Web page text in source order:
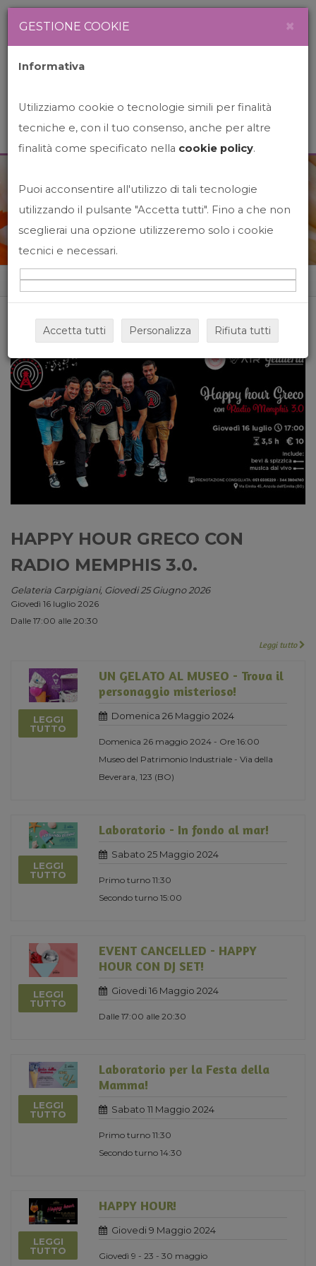
News&Events
Home News&events
HAPPY HOUR GRECO CON
RADIO MEMPHIS 3.0.
Gelateria Carpigiani, Giovedi 25 Giugno 2026
Giovedì 16 luglio 2026
Dalle 17:00 alle 20:30
Leggi tutto
LEGGI
TUTTO
UN GELATO AL MUSEO - Trova il
personaggio misterioso!
Domenica 26 Maggio 2024
Domenica 26 maggio 2024 - Ore 16:00
Museo del Patrimonio Industriale - Via della
Beverara, 123 (BO)
LEGGI
TUTTO
Laboratorio - In fondo al mar!
Sabato 25 Maggio 2024
Primo turno 11:30
Secondo turno 15:00
LEGGI
TUTTO
EVENT CANCELLED - HAPPY
HOUR CON DJ SET!
Giovedi 16 Maggio 2024
Dalle 17:00 alle 20:30
LEGGI
TUTTO
Laboratorio per la Festa della
Mamma!
Sabato 11 Maggio 2024
Primo turno 11:30
Secondo turno 14:30
LEGGI
TUTTO
HAPPY HOUR!
Giovedi 9 Maggio 2024
Giovedì 9 - 23 - 30 maggio
GESTIONE COOKIE ×
Informativa
Utilizziamo cookie o tecnologie simili per finalità
tecniche e, con il tuo consenso, anche per altre
finalità come specificato nella cookie policy.
Puoi acconsentire all'utilizzo di tali tecnologie
utilizzando il pulsante "Accetta tutti". Fino a che non
sceglierai una opzione utilizzeremo solo i cookie
tecnici e necessari.
Accetta tutti Personalizza Rifiuta tutti